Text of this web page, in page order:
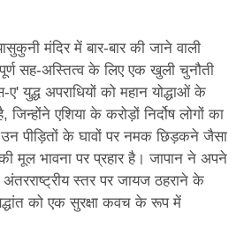
मंदिर में बार-बार की जाने वाली
सह-अस्तित्व के लिए एक खुली चुनौती
युद्ध अपराधियों को महान योद्धाओं के
एशिया के करोड़ों निर्दोष लोगों का
पीड़ितों के घावों पर नमक छिड़कने जैसा
मूल भावना पर प्रहार है। जापान ने अपने
स्तर पर जायज ठहराने के
को एक सुरक्षा कवच के रूप में